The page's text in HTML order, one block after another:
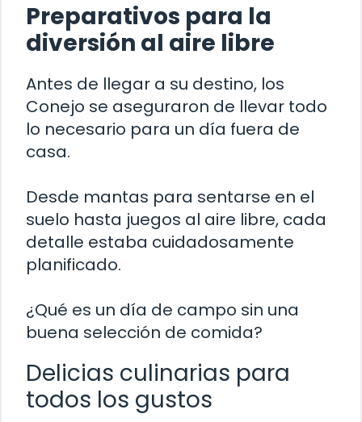
Preparativos para la
diversión al aire libre
Antes de llegar a su destino, los
Conejo se aseguraron de llevar todo
lo necesario para un día fuera de
casa.
Desde mantas para sentarse en el
suelo hasta juegos al aire libre, cada
detalle estaba cuidadosamente
planificado.
¿Qué es un día de campo sin una
buena selección de comida?
Delicias culinarias para
todos los gustos